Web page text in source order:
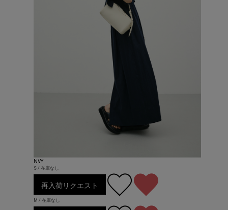
NVY
S / 在庫なし
再入荷リクエスト
M / 在庫なし